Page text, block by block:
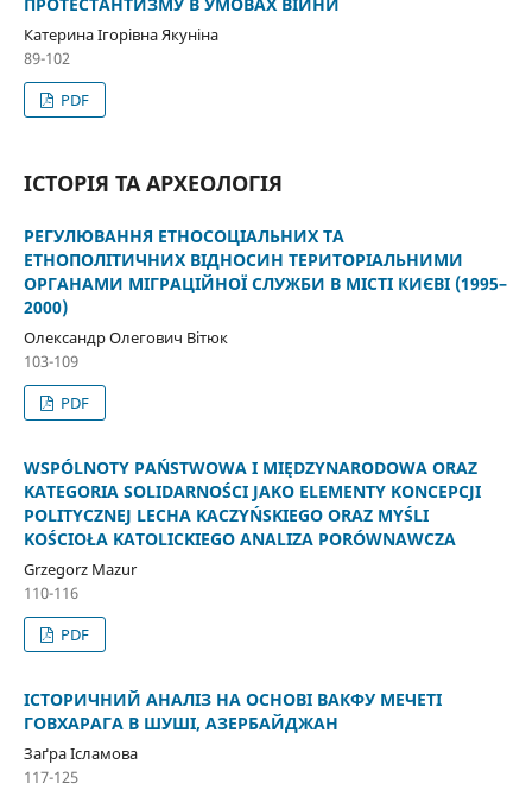
Катерина Ігорівна Якуніна
89-102
PDF
ІСТОРІЯ ТА АРХЕОЛОГІЯ
РЕГУЛЮВАННЯ ЕТНОСОЦІАЛЬНИХ ТА
ЕТНОПОЛІТИЧНИХ ВІДНОСИН ТЕРИТОРІАЛЬНИМИ
ОРГАНАМИ МІГРАЦІЙНОЇ СЛУЖБИ В МІСТІ КИЄВІ (1995–
2000)
Олександр Олегович Вітюк
103-109
PDF
WSPÓLNOTY PAŃSTWOWA I MIĘDZYNARODOWA ORAZ
KATEGORIA SOLIDARNOŚCI JAKO ELEMENTY KONCEPCJI
POLITYCZNEJ LECHA KACZYŃSKIEGO ORAZ MYŚLI
KOŚCIOŁA KATOLICKIEGO ANALIZA PORÓWNAWCZA
Grzegorz Mazur
110-116
PDF
ІСТОРИЧНИЙ АНАЛІЗ НА ОСНОВІ ВАКФУ МЕЧЕТІ
ГОВХАРАГА В ШУШІ, АЗЕРБАЙДЖАН
Заґра Ісламова
117-125